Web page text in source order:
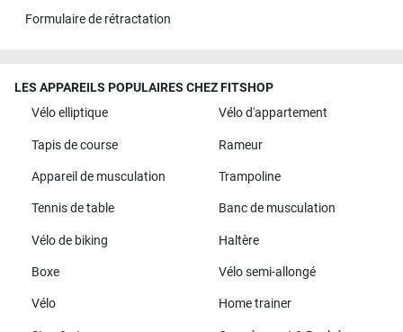
Formulaire de rétractation
LES APPAREILS POPULAIRES CHEZ FITSHOP
Vélo elliptique
Vélo d'appartement
Tapis de course Rameur
Appareil de musculation Trampoline
Tennis de table Banc de musculation
Vélo de biking Haltère
Boxe Vélo semi-allongé
Vélo Home trainer